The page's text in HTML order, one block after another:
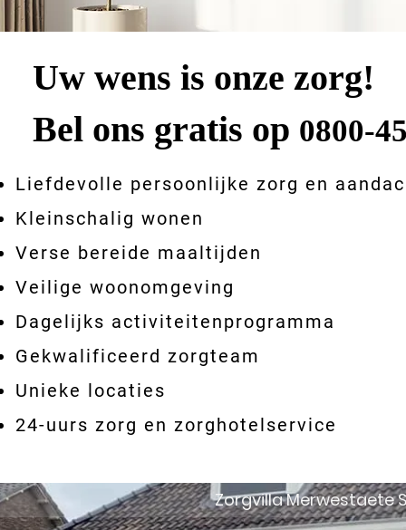
Uw wens is onze zorg!
Bel ons gratis op 0800-
Liefdevolle persoonlijke zorg en
Kleinschalig wonen
Verse bereide maaltijden
Veilige woonomgeving
Dagelijks activiteitenprogramma
Gekwalificeerd zorgteam
Unieke locaties
24-uurs zorg en zorghotelservice
Zorgvilla Merwestaete